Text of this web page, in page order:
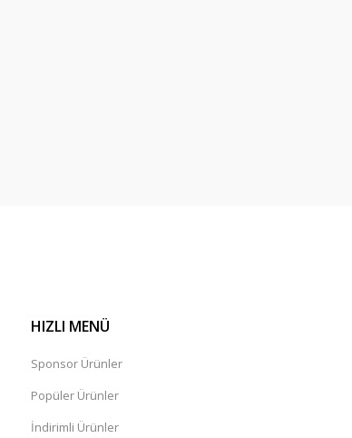
HIZLI MENÜ
Sponsor Ürünler
Popüler Ürünler
İndirimli Ürünler